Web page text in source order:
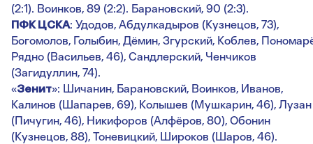
(2:1). Воинков, 89 (2:2). Барановский, 90 (2:3).
ПФК ЦСКА: Удодов, Абдулкадыров (Кузнецов, 73),
Богомолов, Голыбин, Дёмин, Згурский, Коблев,
Рядно (Васильев, 46), Сандлерский, Ченчиков
(Загидуллин, 74).
«Зенит»: Шичанин, Барановский, Воинков, Иванов,
Калинов (Шапарев, 69), Колышев (Мушкарин, 46), Лузан
(Пичугин, 46), Никифоров (Алфёров, 80), Обонин
(Кузнецов, 88), Тоневицкий, Широков (Шаров, 46).